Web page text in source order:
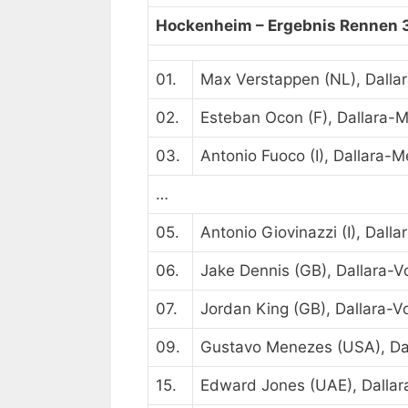
Hockenheim – Ergebnis Rennen
01. Max Verstappen (NL),
02. Esteban Ocon (F), Dallara-
03. Antonio Fuoco (I), Dallara-
…
05. Antonio Giovinazzi (I),
06. Jake Dennis (GB), Dallara-
07. Jordan King (GB), Dallara-
09. Gustavo Menezes (USA),
15. Edward Jones (UAE),